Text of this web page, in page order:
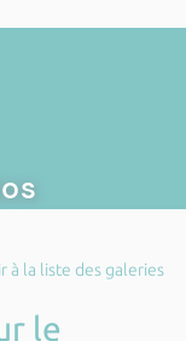
à la liste des galeries
le